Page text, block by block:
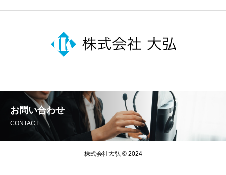
お問い合わせ
CONTACT
株式会社大弘 © 2024